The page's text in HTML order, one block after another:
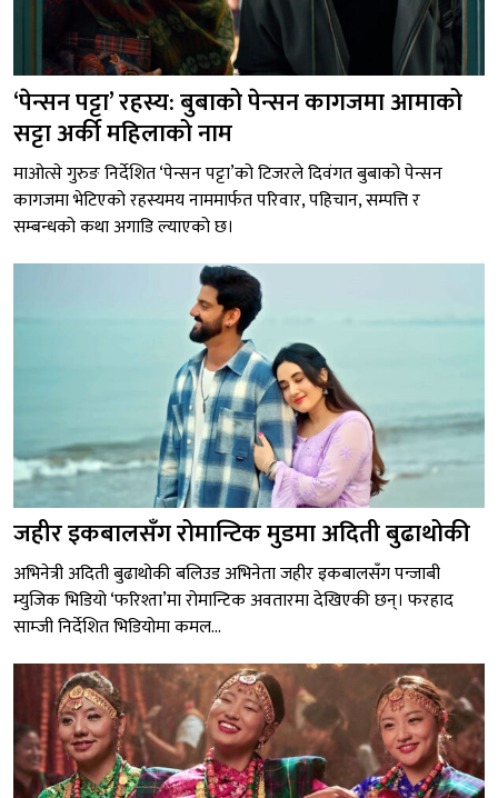
‘पेन्सन पट्टा’ रहस्य: बुबाको पेन्सन कागजमा आमाको
सट्टा अर्की महिलाको नाम
माओत्से गुरुङ निर्देशित ‘पेन्सन पट्टा’को टिजरले दिवंगत बुबाको पेन्सन
कागजमा भेटिएको रहस्यमय नाममार्फत परिवार, पहिचान, सम्पत्ति र
सम्बन्धको कथा अगाडि ल्याएको छ।
जहीर इकबालसँग रोमान्टिक मुडमा अदिती बुढाथोकी
अभिनेत्री अदिती बुढाथोकी बलिउड अभिनेता जहीर इकबालसँग पन्जाबी
म्युजिक भिडियो ‘फरिश्ता’मा रोमान्टिक अवतारमा देखिएकी छन्। फरहाद
साम्जी निर्देशित भिडियोमा कमल...